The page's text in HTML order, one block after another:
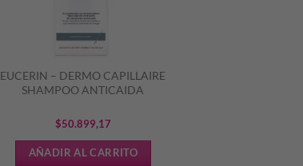
EUCERIN – DERMO CAPILLAIRE
SHAMPOO ANTICAIDA
$50.899,17
AÑADIR AL CARRITO